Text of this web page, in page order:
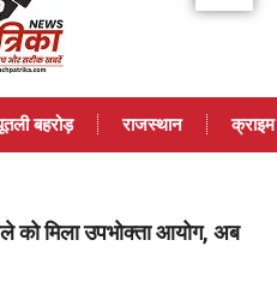
बहरोड़ राजस्थान क्राइम
मिला उपभोक्ता आयोग, अब